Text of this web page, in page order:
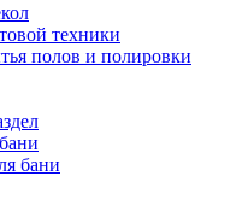
техники
полов и полировки
бани